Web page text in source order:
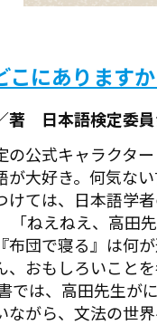
こにありますか
著 日本語検定委
の公式キャラクター
が大好き。何気な
けては、日本語学
「ねえねえ、高田
布団で寝る』は何が
、おもしろいこと
では、高田先生が
ながら、文法の世